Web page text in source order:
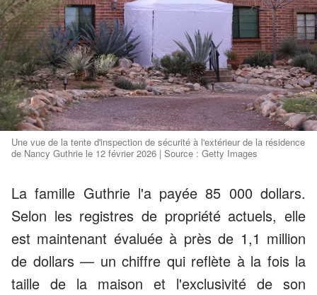
Une vue de la tente d'inspection de sécurité à l'extérieur de la résidence
de Nancy Guthrie le 12 février 2026 | Source : Getty Images
La famille Guthrie l'a payée 85 000 dollars.
Selon les registres de propriété actuels, elle
est maintenant évaluée à près de 1,1 million
de dollars — un chiffre qui reflète à la fois la
taille de la maison et l'exclusivité de son